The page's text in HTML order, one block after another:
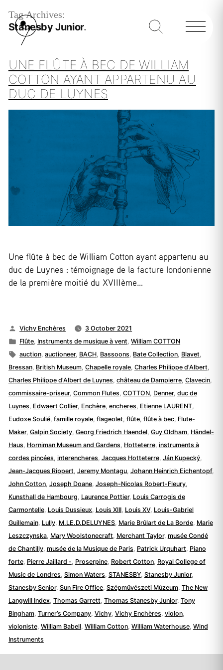
Tag Archives:
Stanesby Junior
UNE FLÛTE À BEC DE WILLIAM
COTTON AYANT APPARTENU AU
DUC DE LUYNES
Une flûte à bec de William Cotton ayant appartenu au
duc de Luynes : témoignage de la facture londonienne
de la première moitié du XVIIIème…
Posted
by
Vichy Enchères
3 October 2021
Posted
in
Flûte Instruments de musique à vent ,William COTTON
Tags:
auction ,auctioneer, BACH Bassoons Bate Collection Blavet
Bressan, British Museum, Chapelle royale, Charles Philippe d'Albert
Charles Philippe d'Albert de Luynes château de Dampierre, Clavecin,
commissaire-priseur, Common Flutes COTTON, Denner, duc de
Luynes Edwaert Collier, Enchère, encheres Etienne LAURENT,
Eudoxe Soulié, famille royale, flageolet flûte, flûte à bec, Flute-
Maker, Galpin Society, Georg Friedrich Haendel, Guy Oldham, Händel-
Haus Horniman Museum and Gardens Hotteterre, instruments à
cordes pincées interencheres Jacques Hotteterre, Ján Kupecký,
Jean-Jacques Rippert Jeremy Montagu, Johann Heinrich Eichentopf,
John Cotton, Joseph Doane, Joseph-Nicolas Robert-Fleury,
Kunsthall de Hambourg Laurence Pottier, Louis Carrogis de
Carmontelle, Louis Dussieux, Louis XIII, Louis XV, Louis-Gabriel
Guillemain, Lully, M.LE.D.DELUYNES, Marie Brûlart de La Borde, Marie
Leszczynska, Mary Woolstonecraft Merchant Taylor, musée Condé
de Chantilly, musée de la Musique de Paris Patrick Urquhart Piano
forte, Pierre Jaillard - Proserpine, Robert Cotton, Royal College of
Music de Londres Simon Waters STANESBY, Stanesby Junior,
Stanesby Senior, Sun Fire Office, Szépművészeti Múzeum, The New
Langwill Index, Thomas Garrett Thomas Stanesby Junior, Tony
Bingham, Turner’s Company, Vichy, Vichy Enchères violon,
violoniste, William Babell, William Cotton, William Waterhouse, Wind
Instruments